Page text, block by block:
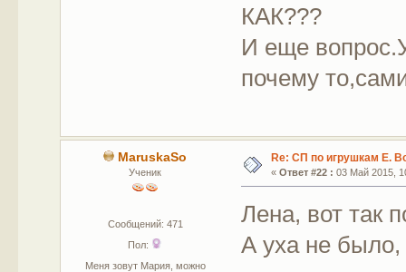
КАК???
И еще
почему
MaruskaSo
Ученик
Сообщений: 471
Пол:
Меня зовут Мария, можно
Re: СП по игрушкам Е.
« Ответ #22 : 03 Май 2015,
Лена, вот так
А уха не